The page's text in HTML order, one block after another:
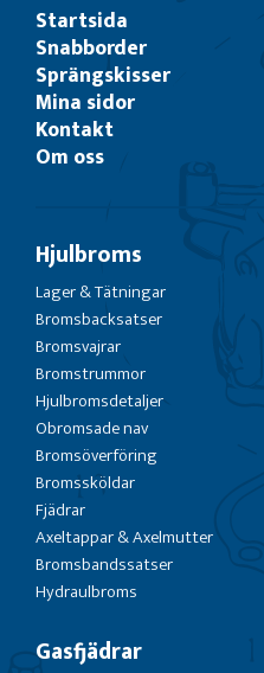
Startsida
Snabborder
Sprängskisser
Mina sidor
Kontakt
Om oss
Hjulbroms
Lager & Tätningar
Bromsbacksatser
Bromsvajrar
Bromstrummor
Hjulbromsdetaljer
Obromsade nav
Bromsöverföring
Bromssköldar
Fjädrar
Axeltappar & Axelmutter
Bromsbandssatser
Hydraulbroms
Gasfjädrar